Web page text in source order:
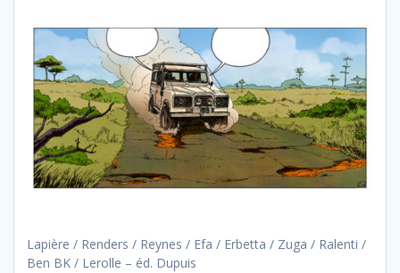
Lapière / Renders / Reynes / Efa / Erbetta / Zuga / Ralenti /
Ben BK / Lerolle – éd. Dupuis